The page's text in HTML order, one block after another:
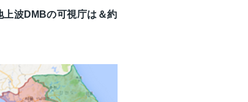
上波DMBの可視庁は＆約